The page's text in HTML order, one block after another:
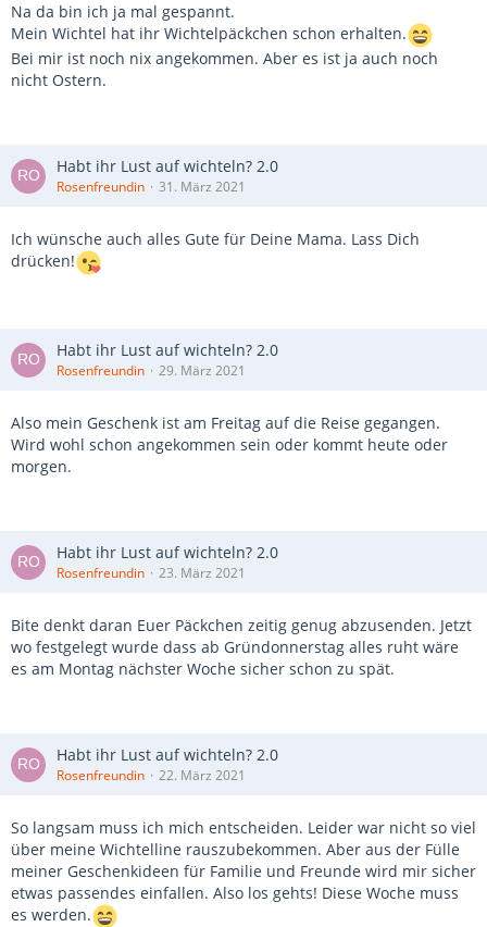
Na da bin ich ja mal gespannt.
Mein Wichtel hat ihr Wichtelpäckchen schon erhalten.
Bei mir ist noch nix angekommen. Aber es ist ja auch noch
nicht Ostern.
Habt ihr Lust auf wichteln? 2.0
Rosenfreundin 31. März 2021
Ich wünsche auch alles Gute für Deine Mama. Lass Dich
drücken!
Habt ihr Lust auf wichteln? 2.0
Rosenfreundin 29. März 2021
Also mein Geschenk ist am Freitag auf die Reise gegangen.
Wird wohl schon angekommen sein oder kommt heute oder
morgen.
Habt ihr Lust auf wichteln? 2.0
Rosenfreundin 23. März 2021
Bite denkt daran Euer Päckchen zeitig genug abzusenden. Jetzt
wo festgelegt wurde dass ab Gründonnerstag alles ruht wäre
es am Montag nächster Woche sicher schon zu spät.
Habt ihr Lust auf wichteln? 2.0
Rosenfreundin 22. März 2021
So langsam muss ich mich entscheiden. Leider war nicht so viel
über meine Wichtelline rauszubekommen. Aber aus der Fülle
meiner Geschenkideen für Familie und Freunde wird mir sicher
etwas passendes einfallen. Also los gehts! Diese Woche muss
es werden.